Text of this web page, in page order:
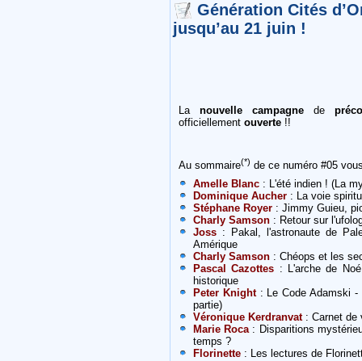
Génération Cités
jusqu’au 21 juin !
La nouvelle campagnede
officiellement ouverte !!
Au sommaire(*) de ce numéro #05
Amelle Blanc : L'été indien ! (La
Dominique Aucher : La voie
Stéphane Royer : Jimmy Guieu,
Charly Samson : Retour sur
Joss : Pakal, l'astronaute de
Amérique
Charly Samson : Chéops et les
Pascal Cazottes : L'arche de
historique
Peter Knight: Le Code Adamski -
partie)
Véronique Kerdranvat : Carnet de
Marie Roca: Disparitions
temps ?
Florinette : Les lectures de